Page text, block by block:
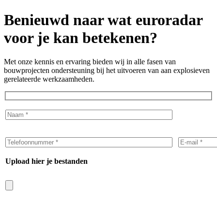
Benieuwd naar wat euroradar
voor je kan betekenen?
Met onze kennis en ervaring bieden wij in alle fasen van
bouwprojecten ondersteuning bij het uitvoeren van aan explosieven
gerelateerde werkzaamheden.
Upload hier je bestanden